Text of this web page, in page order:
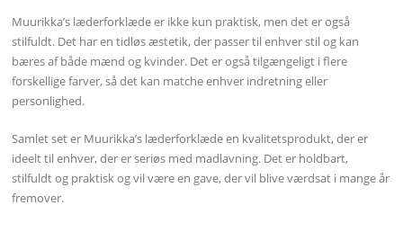
Muurikka’s læderforklæde er ikke kun praktisk, men det er også
stilfuldt. Det har en tidløs æstetik, der passer til enhver stil og kan
bæres af både mænd og kvinder. Det er også tilgængeligt i flere
forskellige farver, så det kan matche enhver indretning eller
personlighed.
Samlet set er Muurikka’s læderforklæde en kvalitetsprodukt, der er
ideelt til enhver, der er seriøs med madlavning. Det er holdbart,
stilfuldt og praktisk og vil være en gave, der vil blive værdsat i mange år
fremover.